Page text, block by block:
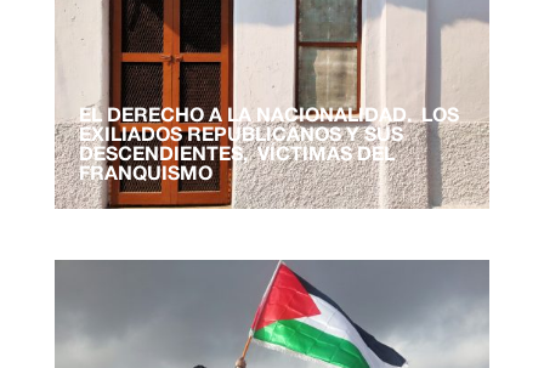
EL DERECHO A LA NACIONALIDAD. LOS
EXILIADOS REPUBLICANOS Y SUS
DESCENDIENTES, VÍCTIMAS DEL
FRANQUISMO